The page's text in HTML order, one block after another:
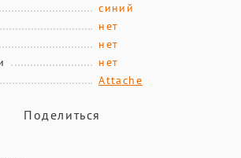
синий
нет
нет
нет
Attache
Поделиться